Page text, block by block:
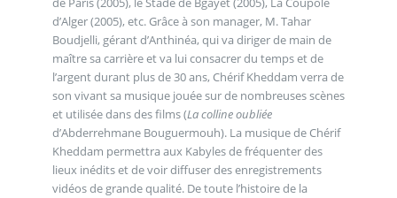
d’Alger (2005), etc. Grâce à son manager, M. Tahar
Boudjelli, gérant d’Anthinéa, qui va diriger de main de
maître sa carrière et va lui consacrer du temps et de
l’argent durant plus de 30 ans, Chérif Kheddam verra de
son vivant sa musique jouée sur de nombreuses scènes
et utilisée dans des films (La colline oubliée
d’Abderrehmane Bouguermouh). La musique de Chérif
Kheddam permettra aux Kabyles de fréquenter des
lieux inédits et de voir diffuser des enregistrements
vidéos de grande qualité. De toute l’histoire de la